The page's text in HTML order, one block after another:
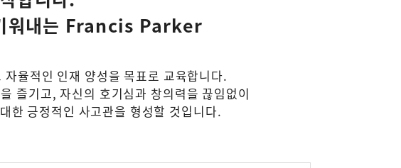
워내는 Francis Parker
율적인 인재 양성을 목표로 교육합니다.
즐기고, 자신의 호기심과 창의력을 끊임없이
한 긍정적인 사고관을 형성할 것입니다.